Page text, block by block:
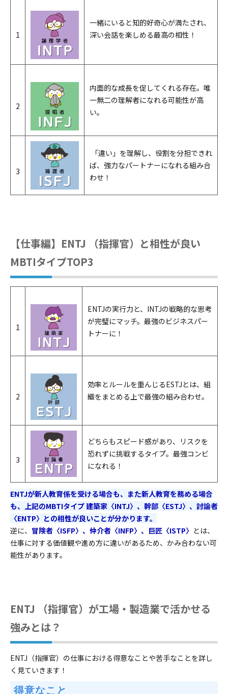
1
一緒にいると知的好奇心が満たされ、
深い会話を楽しめる最高の相性！
2
内面的な成長を促してくれる存在。唯
一無二の理解者になれる可能性が高
い。
3
「違い」を理解し、役割を分担できれ
ば、強力なパートナーになれる組み合
わせ！
【仕事編】ENTJ （指揮官）と相性が良い
MBTIタイプTOP3
1
ENTJの実行力と、INTJの戦略的な思考
が完璧にマッチ。最強のビジネスパー
トナーに！
2
効率とルールを重んじるESTJとは、組
織をまとめる上で最強の組み合わせ。
3
どちらもスピード感があり、リスクを
恐れずに挑戦するタイプ。最強コンビ
になれる！
ENTJが新人教育係を受ける場合も、また新人教育を務める場合
も、上記のMBTIタイプ 建築家〈INTJ〉、幹部〈ESTJ〉、討論者
〈ENTP〉との相性が良いことが分かります。
逆に、 冒険者〈ISFP〉、仲介者〈INFP〉、巨匠〈ISTP〉 とは、
仕事に対する価値観や進め方に違いがあるため、かみ合わない可
能性があります。
ENTJ （指揮官）が工場・製造業で活かせる
強みとは？
ENTJ（指揮官）の仕事における得意なことや苦手なことを詳し
く見ていきます！
得意なこと